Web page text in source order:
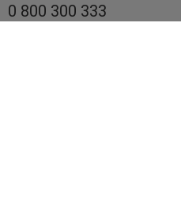
0 800 300 333